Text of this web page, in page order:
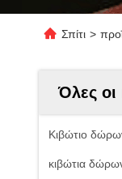
Σπίτι >
Όλες οι
Κιβώτιο
κιβώτια